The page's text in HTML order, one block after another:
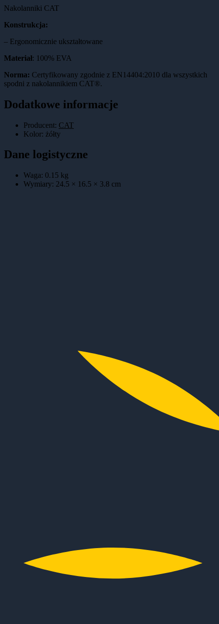
Nakolanniki CAT
Konstrukcja:
– Ergonomicznie ukształtowane
Materiał: 100% EVA
Norma: Certyfikowany zgodnie z EN14404:2010 dla wszystkich
spodni z nakolannikiem CAT®.
Dodatkowe informacje
Producent: CAT
Kolor: żółty
Dane logistyczne
Waga: 0.15 kg
Wymiary: 24.5 × 16.5 × 3.8 cm